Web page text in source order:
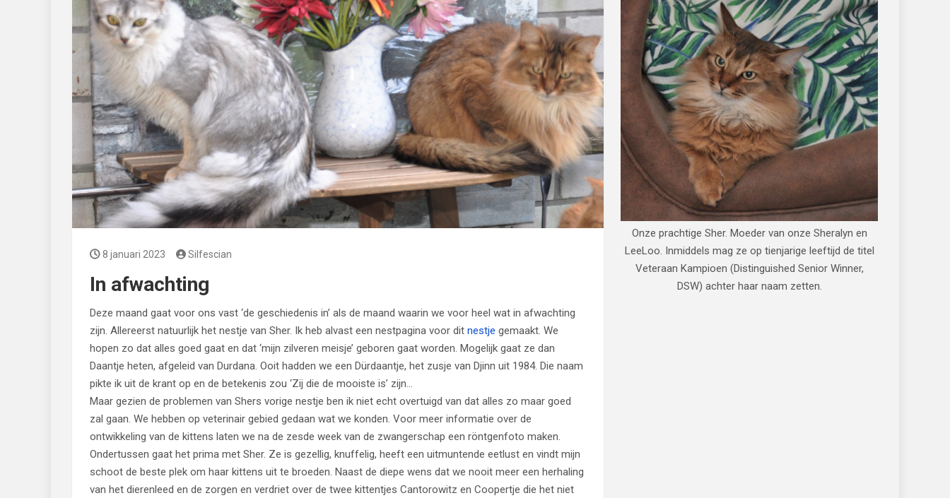
8 januari 2023 Silfescian
In afwachting
Deze maand gaat voor ons vast ‘de geschiedenis in’ als de maand waarin we voor heel wat in afwachting
zijn. Allereerst natuurlijk het nestje van Sher. Ik heb alvast een nestpagina voor dit nestje gemaakt. We
hopen zo dat alles goed gaat en dat ‘mijn zilveren meisje’ geboren gaat worden. Mogelijk gaat ze dan
Daantje heten, afgeleid van Durdana. Ooit hadden we een Dürdaantje, het zusje van Djinn uit 1984. Die naam
pikte ik uit de krant op en de betekenis zou ‘Zij die de mooiste is’ zijn…
Maar gezien de problemen van Shers vorige nestje ben ik niet echt overtuigd van dat alles zo maar goed
zal gaan. We hebben op veterinair gebied gedaan wat we konden. Voor meer informatie over de
ontwikkeling van de kittens laten we na de zesde week van de zwangerschap een röntgenfoto maken.
Ondertussen gaat het prima met Sher. Ze is gezellig, knuffelig, heeft een uitmuntende eetlust en vindt mijn
schoot de beste plek om haar kittens uit te broeden. Naast de diepe wens dat we nooit meer een herhaling
van het dierenleed en de zorgen en verdriet over de twee kittentjes Cantorowitz en Coopertje die het niet
Onze prachtige Sher. Moeder van onze Sheralyn en
LeeLoo. Inmiddels mag ze op tienjarige leeftijd de titel
Veteraan Kampioen (Distinguished Senior Winner,
DSW) achter haar naam zetten.